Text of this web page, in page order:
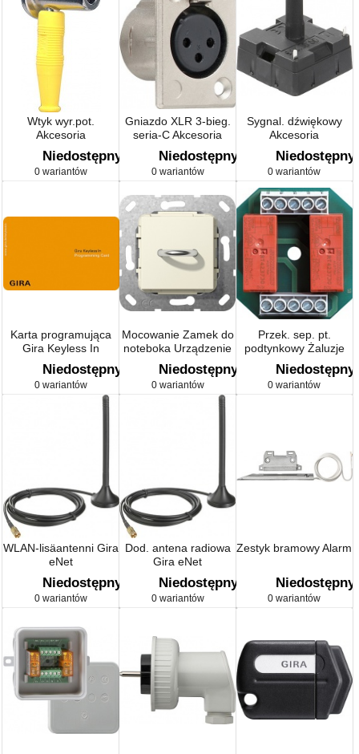
Wtyk wyr.pot.
Akcesoria
Niedostępny
0 wariantów
Gniazdo XLR 3-bieg.
seria-C Akcesoria
Niedostępny
0 wariantów
Sygnal. dźwiękowy
Akcesoria
Niedostępny
0 wariantów
Karta programująca
Gira Keyless In
Niedostępny
0 wariantów
Mocowanie Zamek do
noteboka Urządzenie
podtynk.
Niedostępny
0 wariantów
Przek. sep. pt.
podtynkowy Żaluzje
Niedostępny
0 wariantów
WLAN-lisäantenni Gira
eNet
Niedostępny
0 wariantów
Dod. antena radiowa
Gira eNet
Niedostępny
0 wariantów
Zestyk bramowy Alarm
Niedostępny
0 wariantów